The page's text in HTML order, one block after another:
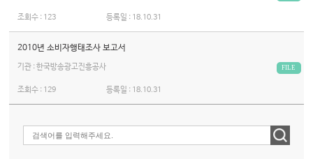
조회수 : 123 등록일 : 18.10.31
2010년 소비자행태조사 보고서
기관 : 한국방송광고진흥공사 FILE
조회수 : 129 등록일 : 18.10.31